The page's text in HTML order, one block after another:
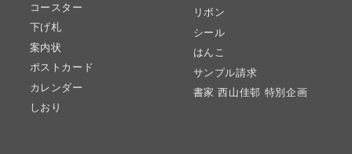
コースター
下げ札
案内状
ポストカード
カレンダー
しおり
リボン
シール
はんこ
サンプル請求
書家 西山佳邨 特別企画